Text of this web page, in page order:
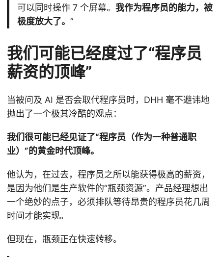
可以同时操作 7 个屏幕。 我作为程序员的能力，被
极度放大了。 ”
我们可能已经度过了“程序员
薪资的顶峰”
当被问及 AI 是否会取代程序员时，DHH 毫不避讳地
抛出了一个极其冷酷的观点：
我们很可能已经见证了“程序员（作为一种普通职
业）”的黄金时代顶峰。
他认为，在过去，程序员之所以能获得极高的薪资，
是因为他们是生产软件的“瓶颈资源”。产品经理想出
一个绝妙的点子，必须排队等待昂贵的程序员花几周
时间才能实现。
但现在，瓶颈正在快速转移。